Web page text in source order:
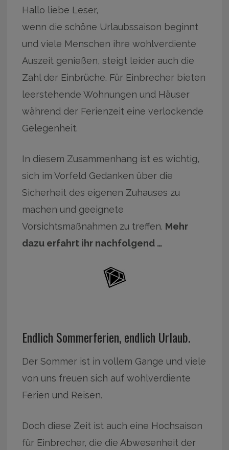
Hallo liebe Leser,
wenn die schöne Urlaubssaison beginnt
und viele Menschen ihre wohlverdiente
Auszeit genießen, steigt leider auch die
Zahl der Einbrüche. Für Einbrecher bieten
leerstehende Wohnungen und Häuser
während der Ferienzeit eine verlockende
Gelegenheit.
In diesem Zusammenhang ist es wichtig,
sich im Vorfeld Gedanken über die
Sicherheit des eigenen Zuhauses zu
machen und geeignete
Vorsichtsmaßnahmen zu treffen. Mehr
dazu erfahrt ihr nachfolgend …
Endlich Sommerferien, endlich Urlaub.
Der Sommer ist in vollem Gange und viele
von uns freuen sich auf wohlverdiente
Ferien und Reisen.
Doch diese Zeit ist auch eine Hochsaison
für Einbrecher, die die Abwesenheit der